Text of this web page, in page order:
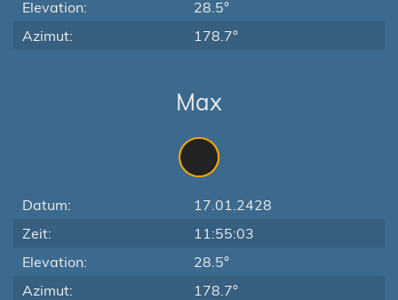
Elevation:
28.5°
Azimut:
178.7°
Max
Datum:
17.01.2428
Zeit:
11:55:03
Elevation:
28.5°
Azimut:
178.7°